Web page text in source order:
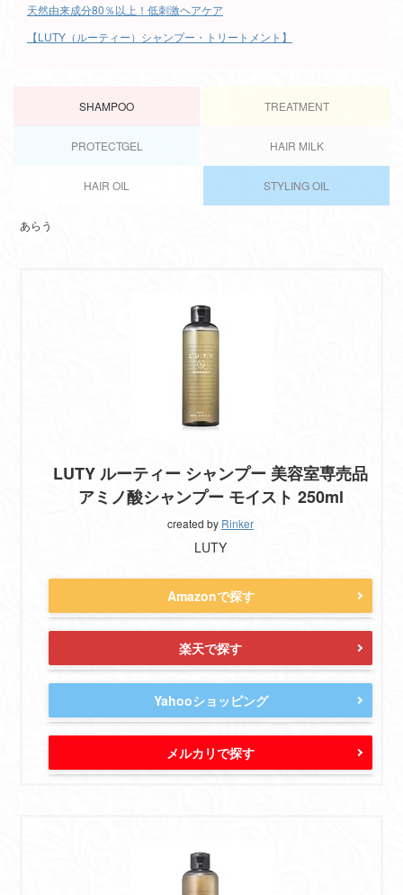
天然由来成分80％以上！低刺激ヘアケア
【LUTY（ルーティー）シャンプー・トリートメント】
SHAMPOO TREATMENT
PROTECTGEL HAIR MILK
HAIR OIL STYLING OIL
あらう
LUTY ルーティー シャンプー 美容室専売品
アミノ酸シャンプー モイスト 250ml
created by Rinker
LUTY
Amazonで探す
楽天で探す
Yahooショッピング
メルカリで探す